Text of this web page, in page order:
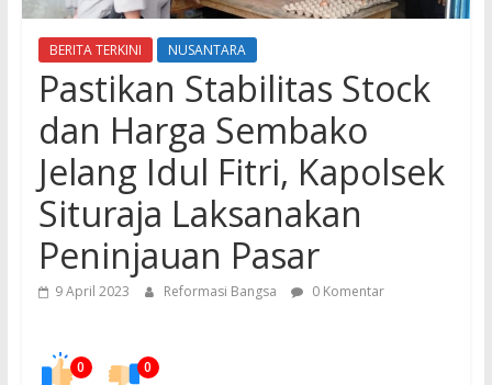
BERITA TERKINI NUSANTARA
Pastikan Stabilitas Stock
dan Harga Sembako
Jelang Idul Fitri, Kapolsek
Situraja Laksanakan
Peninjauan Pasar
9 April 2023 Reformasi Bangsa 0 Komentar
0 0